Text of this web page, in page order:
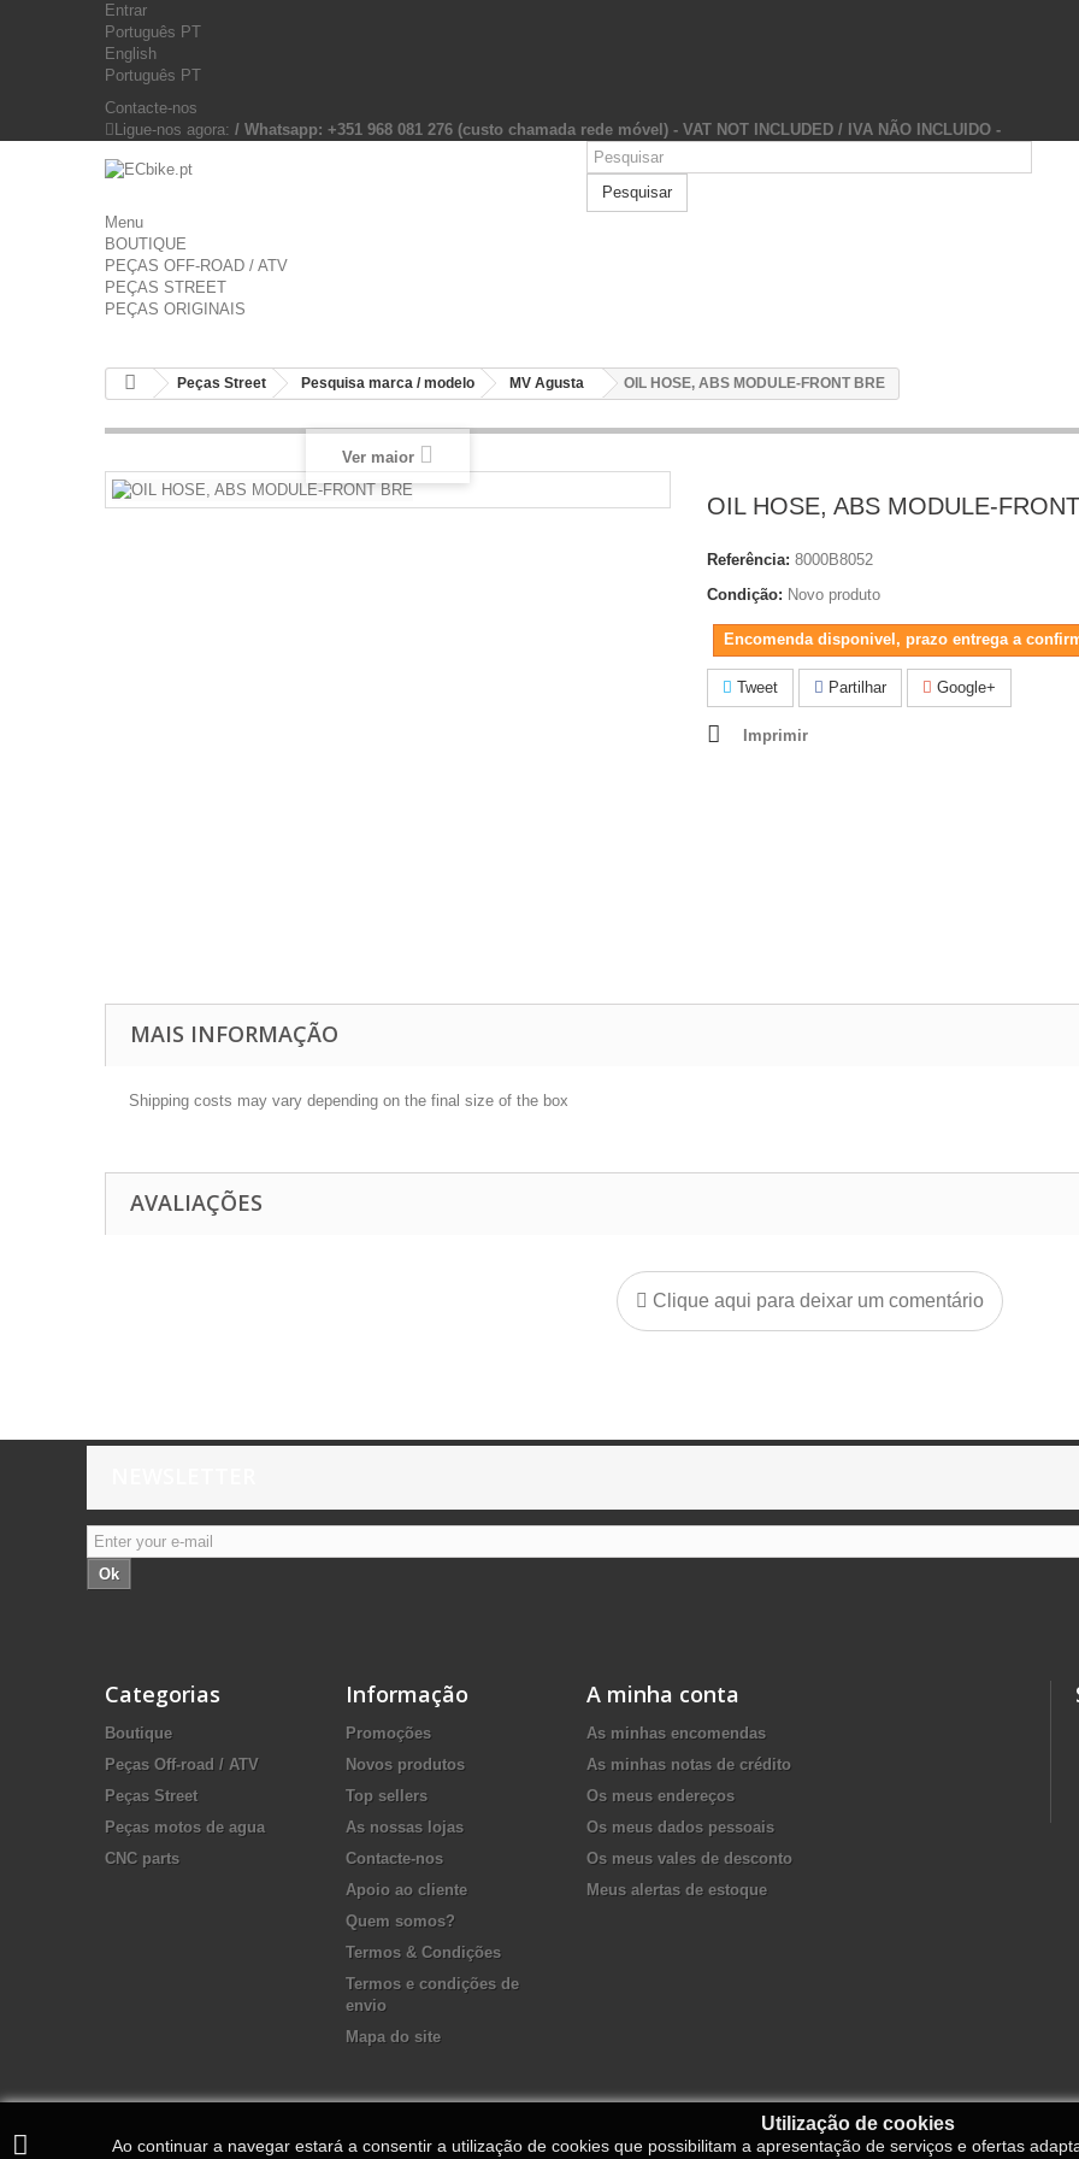
Entrar
Português PT
English
Português PT
Contacte-nos
Ligue-nos agora: / Whatsapp: +351 968 081 276 (custo chamada rede móvel) - VAT NOT INCLUDED / IVA NÃO INCLUIDO -
Pesquisar
Menu
BOUTIQUE
PEÇAS OFF-ROAD / ATV
PEÇAS STREET
PEÇAS ORIGINAIS
Peças Street Pesquisa marca / modelo MV Agusta OIL HOSE, ABS MODULE-FRONT BRE
Ver maior
OIL HOSE, ABS MODULE-
Referência: 8000B8052
Condição: Novo produto
Encomenda disponivel, prazo entrega a
Tweet Partilhar Google+
Imprimir
MAIS INFORMAÇÃO
Shipping costs may vary depending on the final size of the box
AVALIAÇÕES
Clique aqui para deixar um comentário
Ok
Categorias
Boutique
Peças Off-road / ATV
Peças Street
Peças motos de agua
CNC parts
Informação
Promoções
Novos produtos
Top sellers
As nossas lojas
Contacte-nos
Apoio ao cliente
Quem somos?
Termos & Condições
Termos e condições de
envio
Mapa do site
A minha conta
As minhas encomendas
As minhas notas de crédito
Os meus endereços
Os meus dados pessoais
Os meus vales de desconto
Meus alertas de estoque
Utilização de cookies
Ao continuar a navegar estará a consentir a utilização de cookies que possibilitam a apresentação de serviços e ofertas